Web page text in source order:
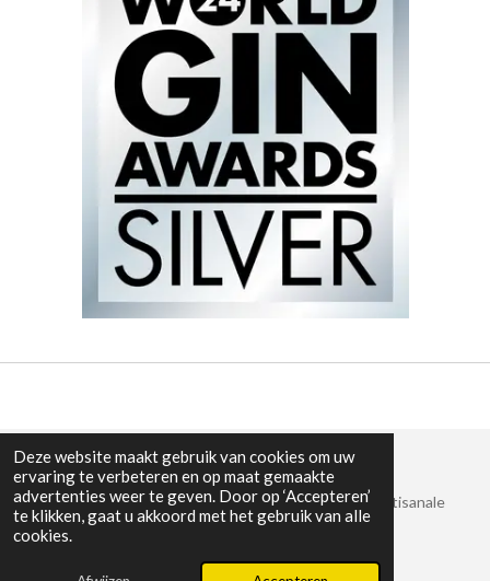
Deze website maakt gebruik van cookies om uw
ervaring te verbeteren en op maat gemaakte
advertenties weer te geven. Door op ‘Accepteren’
te klikken, gaat u akkoord met het gebruik van alle
cookies.
© 2025 - 2026 2 Brothers Premium Gin - Bekroonde artisanale
gin uit België